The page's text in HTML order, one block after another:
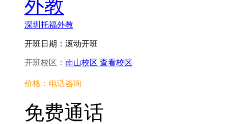
深圳托福外教
开班日期：滚动开班
开班校区： 南山校区 查看校区
价格：电话咨询
免费通话